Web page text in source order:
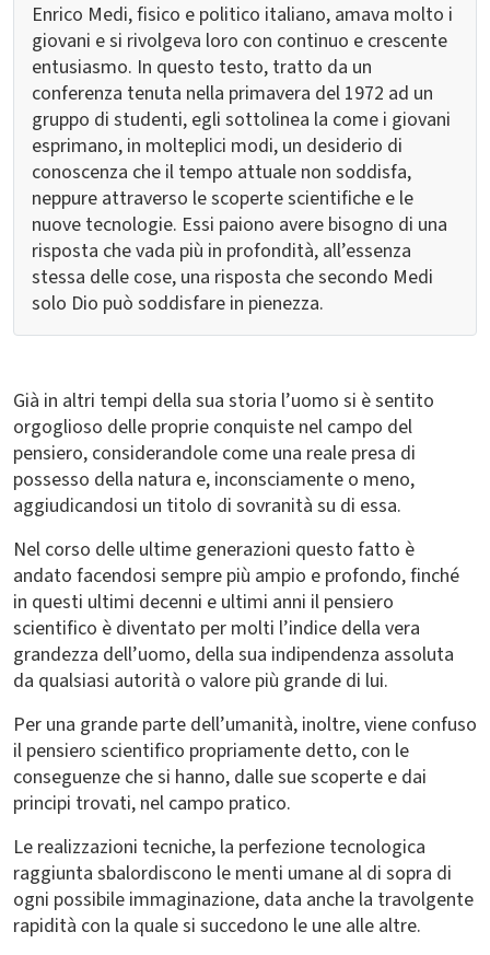
Enrico Medi, fisico e politico italiano, amava molto i
giovani e si rivolgeva loro con continuo e crescente
entusiasmo. In questo testo, tratto da un
conferenza tenuta nella primavera del 1972 ad un
gruppo di studenti, egli sottolinea la come i giovani
esprimano, in molteplici modi, un desiderio di
conoscenza che il tempo attuale non soddisfa,
neppure attraverso le scoperte scientifiche e le
nuove tecnologie. Essi paiono avere bisogno di una
risposta che vada più in profondità, all’essenza
stessa delle cose, una risposta che secondo Medi
solo Dio può soddisfare in pienezza.
Già in altri tempi della sua storia l’uomo si è sentito
orgoglioso delle proprie conquiste nel campo del
pensiero, considerandole come una reale presa di
possesso della natura e, inconsciamente o meno,
aggiudicandosi un titolo di sovranità su di essa.
Nel corso delle ultime generazioni questo fatto è
andato facendosi sempre più ampio e profondo, finché
in questi ultimi decenni e ultimi anni il pensiero
scientifico è diventato per molti l’indice della vera
grandezza dell’uomo, della sua indipendenza assoluta
da qualsiasi autorità o valore più grande di lui.
Per una grande parte dell’umanità, inoltre, viene confuso
il pensiero scientifico propriamente detto, con le
conseguenze che si hanno, dalle sue scoperte e dai
principi trovati, nel campo pratico.
Le realizzazioni tecniche, la perfezione tecnologica
raggiunta sbalordiscono le menti umane al di sopra di
ogni possibile immaginazione, data anche la travolgente
rapidità con la quale si succedono le une alle altre.